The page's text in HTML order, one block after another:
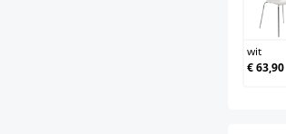
wit
€ 63,90